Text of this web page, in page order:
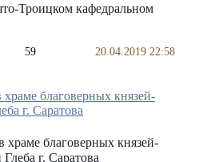
Троицком кафедральном
59 20.04.2019 22:58
храме благоверных князей-
г. Саратова